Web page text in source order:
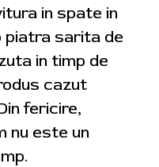
in spate in
piatra sarita de
in timp de
cazut
fericire,
nu este un